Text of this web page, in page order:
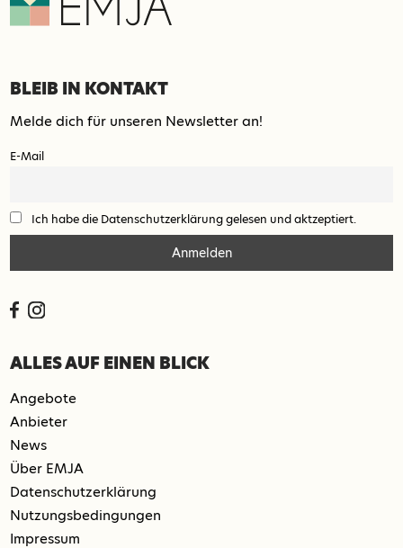
BLEIB IN KONTAKT
Melde dich für unseren Newsletter an!
E-Mail
Ich habe die Datenschutzerklärung gelesen und aktzeptiert.
ALLES AUF EINEN BLICK
Angebote
Anbieter
News
Über EMJA
Datenschutzerklärung
Nutzungsbedingungen
Impressum